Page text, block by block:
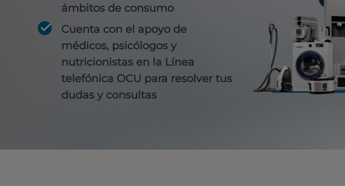
ámbitos de consumo
Cuenta con el apoyo de
médicos, psicólogos y
nutricionistas en la Línea
telefónica OCU para resolver tus
dudas y consultas